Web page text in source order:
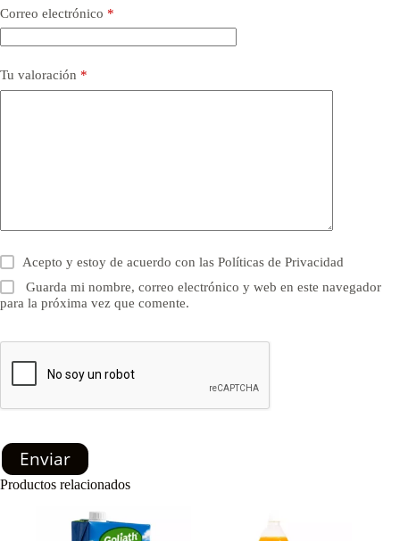
Correo electrónico *
Tu valoración *
Acepto y estoy de acuerdo con lasPolíticas de Privacidad
Guarda mi nombre, correo electrónico y web en este navegador
para la próxima vez que comente.
Enviar
Productos relacionados